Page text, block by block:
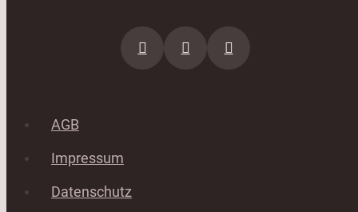
AGB
Impressum
Datenschutz